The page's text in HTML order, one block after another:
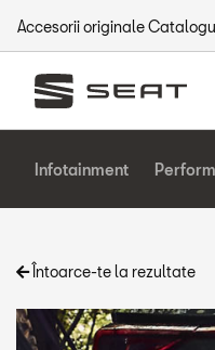
Accesorii originale
Infotainment
Întoarce-te la rezultate